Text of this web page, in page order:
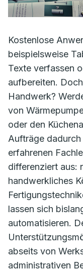
Kostenlose
beispielsweise
Texte verfassen
aufbereiten.
Handwerk?
von
oder den
Aufträge
erfahrenen
differenziert aus:
handwerkliches
lassen sich
automatisieren.
abseits von
administrativen